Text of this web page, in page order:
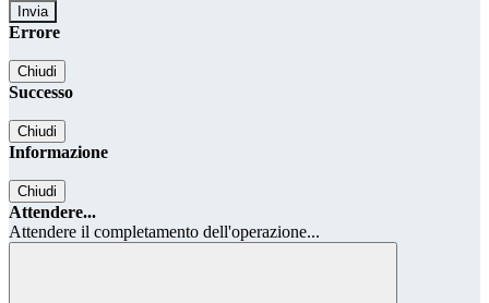
Errore
Chiudi
Successo
Chiudi
Informazione
Chiudi
Attendere...
Attendere il completamento dell'operazione...